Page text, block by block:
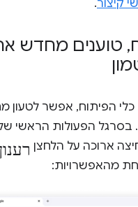
קיצור.
, טוענים מחדש
הפיתוח, אפשר לטעון
הפעולות הראשי של
מהאפשרויות: